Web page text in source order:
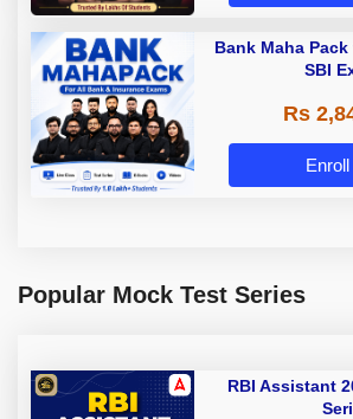
Bank Maha
SBI
Rs
Popular Mock Test Series
RBI Assistant